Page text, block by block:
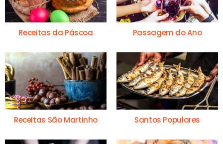
Receitas da Páscoa Passagem do Ano
Receitas São Martinho Santos Populares